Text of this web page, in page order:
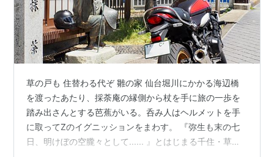
草の戸も 住替わる代ぞ 雛の家 仙台堀川にかかる海辺橋
を渡ったあたり、採荼庵の縁側から杖を手に旅の一歩を
踏み出さんとする芭蕉がいる。呑み人はヘルメットを手
に取ってZのイグニッションをまわす。 『弥生も末の七
日、明けぼの空朧々として...... 』とはじまる千住・草加